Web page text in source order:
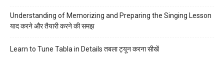
Understanding of Memorizing and Preparing the Singing Lesson
याद करने और तैयारी करने की समझ
Learn to Tune Tabla in Details तबला ट्यून करना सीखें